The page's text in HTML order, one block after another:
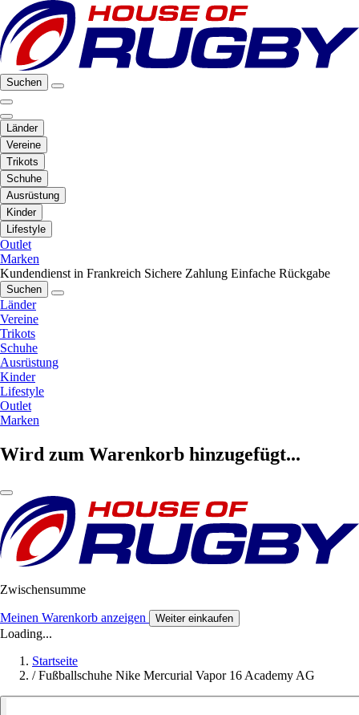
Suchen
Länder
Vereine
Trikots
Schuhe
Ausrüstung
Kinder
Lifestyle
Outlet
Marken
Kundendienst in Frankreich Sichere Zahlung Einfache Rückgabe
Suchen
Länder
Vereine
Trikots
Schuhe
Ausrüstung
Kinder
Lifestyle
Outlet
Marken
Wird zum Warenkorb hinzugefügt...
Zwischensumme
Meinen Warenkorb anzeigen Weiter einkaufen
Loading...
Startseite
/ Fußballschuhe Nike Mercurial Vapor 16 Academy AG